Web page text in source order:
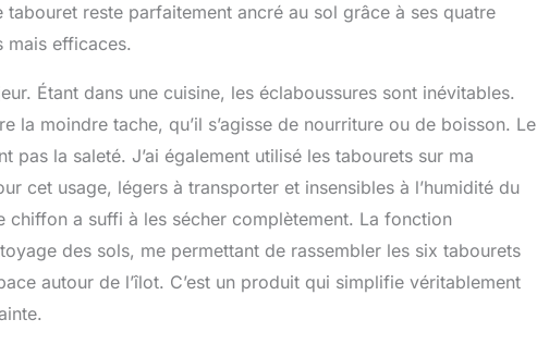
reste parfaitement ancré au sol grâce à ses quatre
mais efficaces.
Étant dans une cuisine, les éclaboussures sont inévitables.
la moindre tache, qu’il s’agisse de nourriture ou de boisson. Le
la saleté. J’ai également utilisé les tabourets sur ma
cet usage, légers à transporter et insensibles à l’humidité du
chiffon a suffi à les sécher complètement. La fonction
des sols, me permettant de rassembler les six tabourets
autour de l’îlot. C’est un produit qui simplifie véritablement